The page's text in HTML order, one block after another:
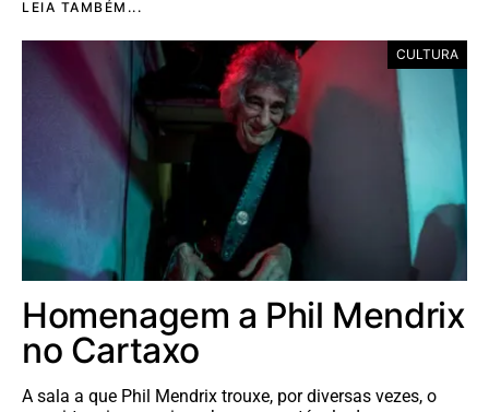
LEIA TAMBÉM...
CULTURA
Homenagem a Phil Mendrix
no Cartaxo
A sala a que Phil Mendrix trouxe, por diversas vezes, o